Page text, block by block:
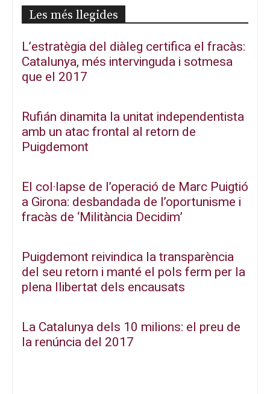
Les més llegides
L’estratègia del diàleg certifica el fracàs:
Catalunya, més intervinguda i sotmesa
que el 2017
Rufián dinamita la unitat independentista
amb un atac frontal al retorn de
Puigdemont
El col·lapse de l’operació de Marc Puigtió
a Girona: desbandada de l’oportunisme i
fracàs de ‘Militància Decidim’
Puigdemont reivindica la transparència
del seu retorn i manté el pols ferm per la
plena llibertat dels encausats
La Catalunya dels 10 milions: el preu de
la renúncia del 2017